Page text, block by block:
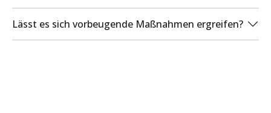
Lässt es sich vorbeugende Maßnahmen ergreifen?